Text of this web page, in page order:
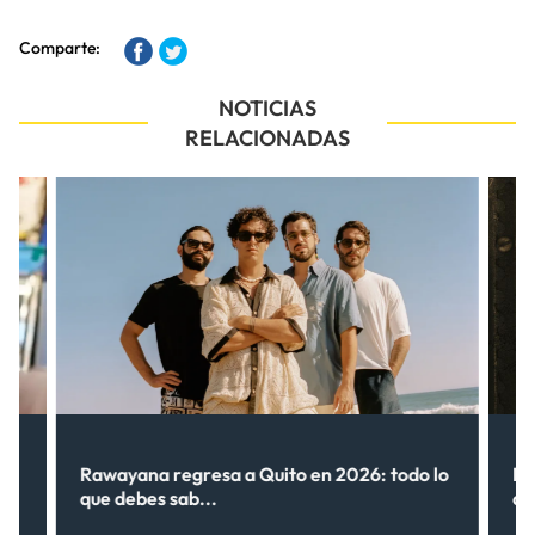
Comparte:
NOTICIAS
RELACIONADAS
Rawayana regresa a Quito en 2026: todo lo
que debes sab...